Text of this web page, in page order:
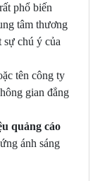
rất phổ biến
tâm thương
sự chú ý của
tên công ty
gian đẳng
quảng cáo
ánh sáng